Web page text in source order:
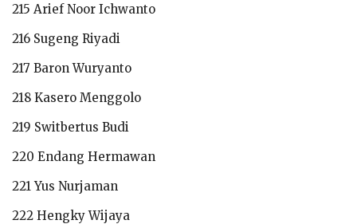
215 Arief Noor Ichwanto
216 Sugeng Riyadi
217 Baron Wuryanto
218 Kasero Menggolo
219 Switbertus Budi
220 Endang Hermawan
221 Yus Nurjaman
222 Hengky Wijaya